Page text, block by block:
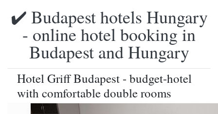
✔️ Budapest hotels Hungary
- online hotel booking in
Budapest and Hungary
Hotel Griff Budapest - budget-hotel
with comfortable double rooms